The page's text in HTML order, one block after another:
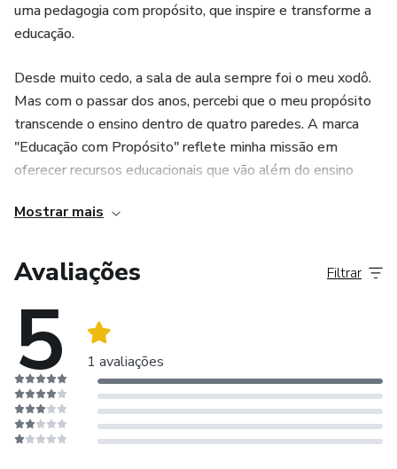
uma pedagogia com propósito, que inspire e transforme a
educação.
Desde muito cedo, a sala de aula sempre foi o meu xodô.
Mas com o passar dos anos, percebi que o meu propósito
transcende o ensino dentro de quatro paredes. A marca
"Educação com Propósito" reflete minha missão em
oferecer recursos educacionais que vão além do ensino
esfera educativa e acolher uma pedagogia com propósito,
Mostrar mais
Avaliações
5 1 avaliações
Filtrar